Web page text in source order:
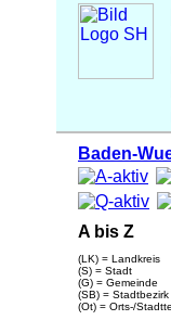
Baden-
A bis Z
(LK) = Landkreis
(S) = Stadt
(G) = Gemeinde
(SB) = Stadtbezirk
(Ot) = Orts-/